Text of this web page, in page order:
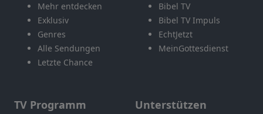
Mehr entdecken
Exklusiv
Genres
Alle Sendungen
Letzte Chance
Bibel TV
Bibel TV Impuls
EchtJetzt
MeinGottesdienst
TV Programm Unterstützen